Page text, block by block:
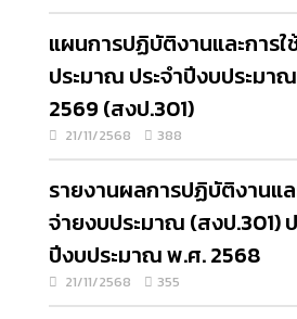
แผนการปฏิบัติงานและการใ
ประมาณ ประจำปีงบประมา
2569 (สงป.301)
21/11/2568 388
รายงานผลการปฏิบัติงานแล
จ่ายงบประมาณ (สงป.301)
ปีงบประมาณ พ.ศ. 2568
21/11/2568 355